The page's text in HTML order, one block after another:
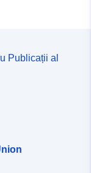
Publicații al